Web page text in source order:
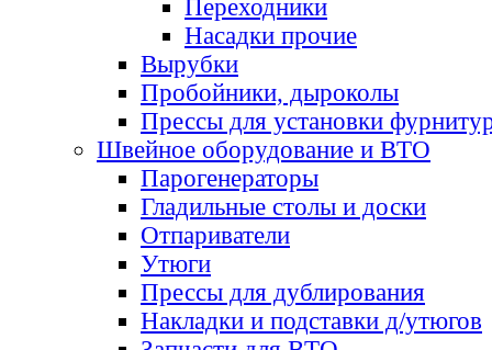
Переходники
Насадки прочие
Вырубки
Пробойники, дыроколы
Прессы для установки
Швейное оборудование и ВТО
Парогенераторы
Гладильные столы и доски
Отпариватели
Утюги
Прессы для дублирования
Накладки и подставки д/утюгов